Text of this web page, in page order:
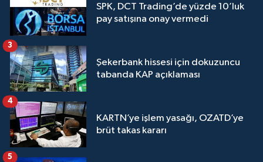
SPK, DCT Trading’de yüzde 10’luk
pay satışına onay vermedi
Şekerbank hissesi için dokuzuncu
tabanda KAP açıklaması
3
KARTN’ye işlem yasağı, OZATD’ye
brüt takas kararı
4
5